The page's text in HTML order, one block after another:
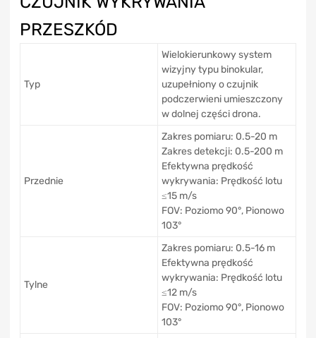
PRZESZKÓD
Typ
Wielokierunkowy system
wizyjny typu binokular,
uzupełniony o czujnik
podczerwieni umieszczony
w dolnej części drona.
Przednie
Zakres pomiaru: 0.5-20 m
Zakres detekcji: 0.5-200 m
Efektywna prędkość
wykrywania: Prędkość lotu
≤15 m/s
FOV: Poziomo 90°, Pionowo
103°
Tylne
Zakres pomiaru: 0.5-16 m
Efektywna prędkość
wykrywania: Prędkość lotu
≤12 m/s
FOV: Poziomo 90°, Pionowo
103°